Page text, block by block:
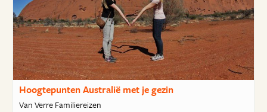
Hoogtepunten Australië met je gezin
Van Verre Familiereizen